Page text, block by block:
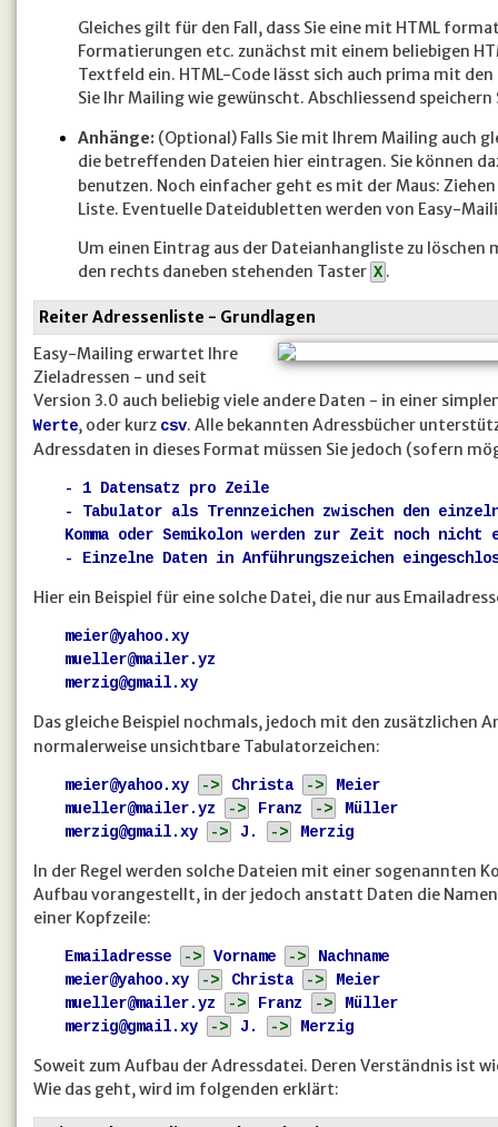
Gleiches gilt für den Fall, dass Sie eine mit HTML
Formatierungen etc. zunächst mit einem beliebigen
Textfeld ein. HTML-Code lässt sich auch prima mit
Sie Ihr Mailing wie gewünscht. Abschliessend
Anhänge: (Optional) Falls Sie mit Ihrem Mailing auch
die betreffenden Dateien hier eintragen. Sie können
benutzen. Noch einfacher geht es mit der Maus:
Liste. Eventuelle Dateidubletten werden von Easy-
Um einen Eintrag aus der Dateianhangliste zu
den rechts daneben stehenden Taster X .
Reiter Adressenliste - Grundlagen
Easy-Mailing erwartet Ihre
Zieladressen - und seit
Version 3.0 auch beliebig viele andere Daten - in einer
Werte, oder kurz csv. Alle bekannten Adressbücher
Adressdaten in dieses Format müssen Sie jedoch (sofern
- 1 Datensatz pro Zeile
- Tabulator als Trennzeichen zwischen den
Komma oder Semikolon werden zur Zeit noch
- Einzelne Daten in Anführungszeichen
Hier ein Beispiel für eine solche Datei, die nur aus
meier@yahoo.xy
mueller@mailer.yz
merzig@gmail.xy
Das gleiche Beispiel nochmals, jedoch mit den zusätzlichen
normalerweise unsichtbare Tabulatorzeichen:
meier@yahoo.xy -> Christa ->
Meier
mueller@mailer.yz
-> Franz ->
Müller
merzig@gmail.xy
-> J. -> Merzig
In der Regel werden solche Dateien mit einer sogenannten
Aufbau vorangestellt, in der jedoch anstatt Daten die
einer Kopfzeile:
Emailadresse -> Vorname ->
Nachname
meier@yahoo.xy
-> Christa ->
Meier
mueller@mailer.yz
-> Franz ->
Müller
merzig@gmail.xy
-> J. -> Merzig
Soweit zum Aufbau der Adressdatei. Deren Verständnis ist
Wie das geht, wird im folgenden erklärt: